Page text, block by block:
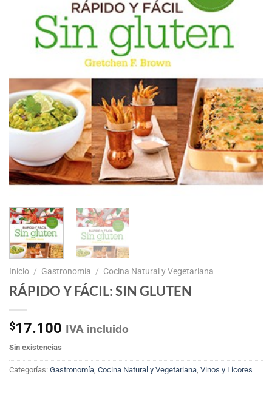
Inicio / Gastronomía / Cocina Natural y Vegetariana
RÁPIDO Y FÁCIL: SIN GLUTEN
$17.100 IVA incluido
Sin existencias
Categorías: Gastronomía, Cocina Natural y Vegetariana, Vinos y Licores